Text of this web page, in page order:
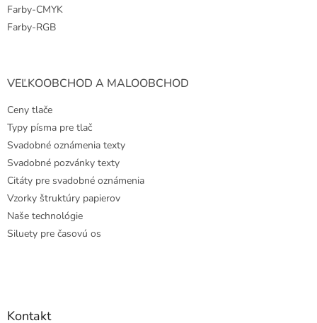
Farby-CMYK
Farby-RGB
VEĽKOOBCHOD A MALOOBCHOD
Ceny tlače
Typy písma pre tlač
Svadobné oznámenia texty
Svadobné pozvánky texty
Citáty pre svadobné oznámenia
Vzorky štruktúry papierov
Naše technológie
Siluety pre časovú os
Kontakt